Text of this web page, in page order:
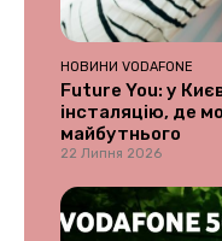
НОВИНИ VODAFONE
Future You: у
інсталяцію, де
майбутнього
22 Липня 2026